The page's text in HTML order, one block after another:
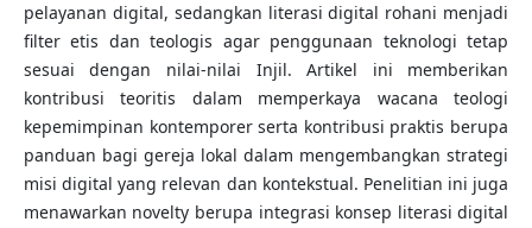
pelayanan digital, sedangkan literasi digital rohani menjadi
filter etis dan teologis agar penggunaan teknologi tetap
sesuai dengan nilai-nilai Injil. Artikel ini memberikan
kontribusi teoritis dalam memperkaya wacana teologi
kepemimpinan kontemporer serta kontribusi praktis berupa
panduan bagi gereja lokal dalam mengembangkan strategi
misi digital yang relevan dan kontekstual. Penelitian ini juga
menawarkan novelty berupa integrasi konsep literasi digital